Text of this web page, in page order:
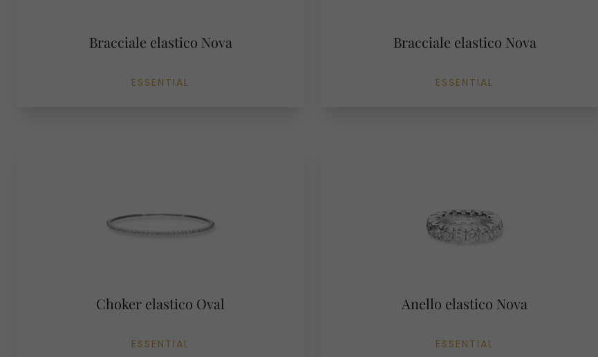
Bracciale elastico Nova
ESSENTIAL
Bracciale elastico Nova
ESSENTIAL
Choker elastico Oval
ESSENTIAL
Anello elastico Nova
ESSENTIAL